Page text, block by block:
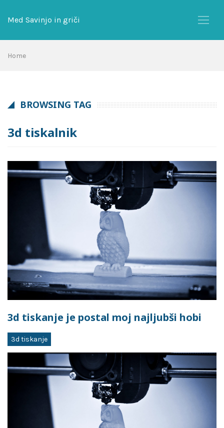
Med Savinjo in griči
Home
BROWSING TAG
3d tiskalnik
3d tiskanje je postal moj najljubši hobi
3d tiskanje